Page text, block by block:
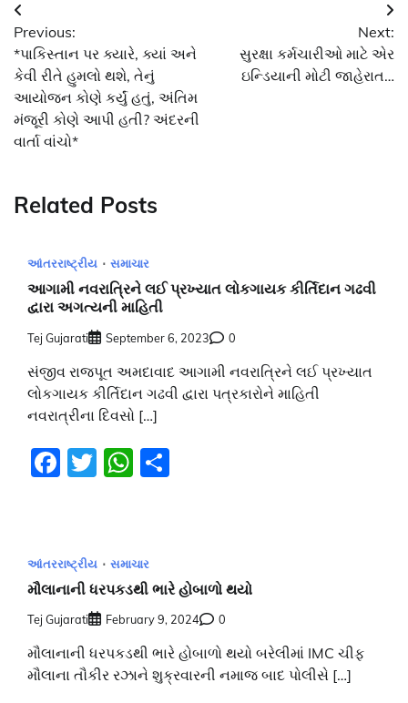
Post
navigation
Previous:
*પાકિસ્તાન પર ક્યારે, ક્યાં અને
કેવી રીતે હુમલો થશે, તેનું
આયોજન કોણે કર્યું હતું, અંતિમ
મંજૂરી કોણે આપી હતી? અંદરની
વાર્તા વાંચો*
Next:
સુરક્ષા કર્મચારીઓ માટે એર
ઇન્ડિયાની મોટી જાહેરાત…
Related Posts
આંતરરાષ્ટ્રીય સમાચાર
આગામી નવરાત્રિને લઈ પ્રખ્યાત લોકગાયક કીર્તિદાન ગઢવી
દ્વારા અગત્યની માહિતી
Tej Gujarati September 6, 2023 0
સંજીવ રાજપૂત અમદાવાદ આગામી નવરાત્રિને લઈ પ્રખ્યાત
લોકગાયક કીર્તિદાન ગઢવી દ્વારા પત્રકારોને માહિતી
નવરાત્રીના દિવસો […]
Facebook
TwitterWhatsApp
આંતરરાષ્ટ્રીય સમાચાર
મૌલાનાની ધરપકડથી ભારે હોબાળો થયો
Tej Gujarati February 9, 2024 0
મૌલાનાની ધરપકડથી ભારે હોબાળો થયો બરેલીમાં IMC ચીફ
મૌલાના તૌકીર રઝાને શુક્રવારની નમાજ બાદ પોલીસે […]